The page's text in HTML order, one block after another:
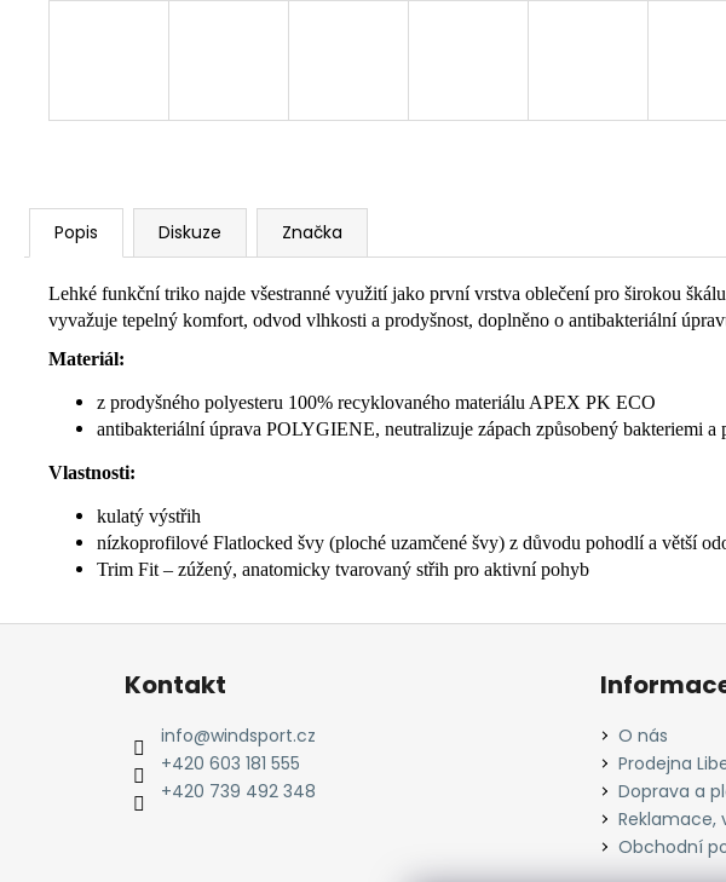
Popis Diskuze Značka
Lehké funkční triko najde všestranné využití jako první vrstva oblečení pro širokou
vyvažuje tepelný komfort, odvod vlhkosti a prodyšnost, doplněno o antibakteriální
Materiál:
z prodyšného polyesteru 100% recyklovaného materiálu APEX PK ECO
antibakteriální úprava POLYGIENE, neutralizuje zápach způsobený bakteriemi a
Vlastnosti:
kulatý výstřih
nízkoprofilové Flatlocked švy (ploché uzamčené švy) z důvodu pohodlí a větší
Trim Fit – zúžený, anatomicky tvarovaný střih pro aktivní pohyb
Z
Kontakt
info@windsport.cz
+420 603 181 555
+420 739 492 348
O nás
Prodejna
Doprava a
Reklamace,
Obchodní